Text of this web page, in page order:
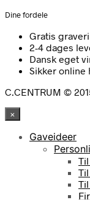
Dine fordele
Gratis
2-4 dages
Dansk eget
Sikker online
C.CENTRUM ©
×
Gaveideer